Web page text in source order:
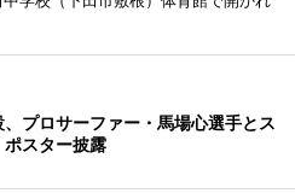
プロサーファー・馬場心選手とス
スター披露